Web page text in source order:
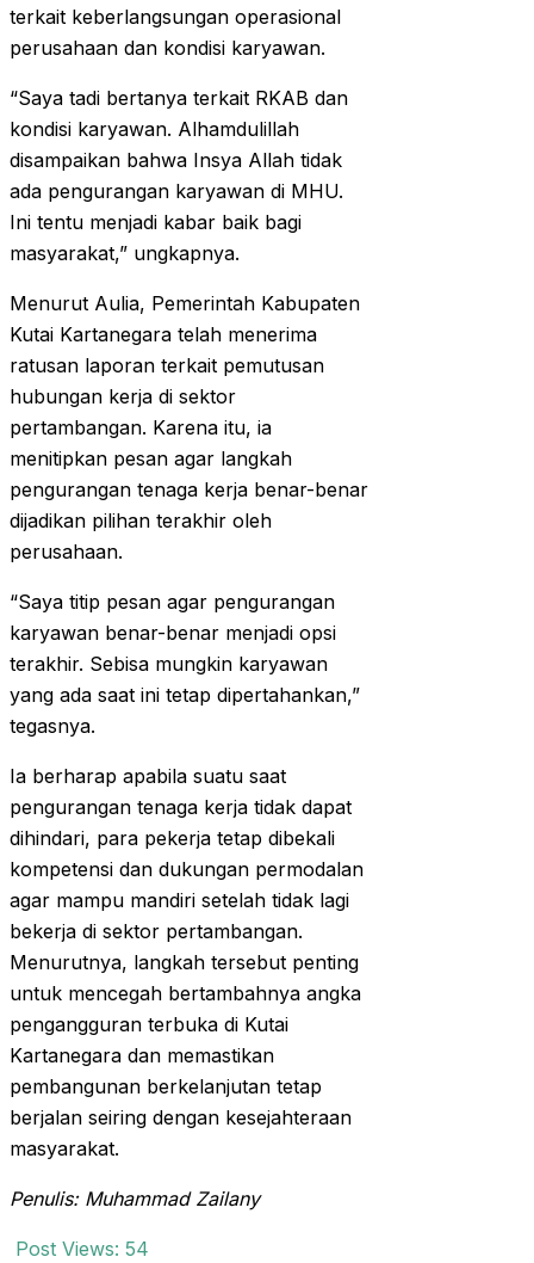
terkait keberlangsungan operasional
perusahaan dan kondisi karyawan.
“Saya tadi bertanya terkait RKAB dan
kondisi karyawan. Alhamdulillah
disampaikan bahwa Insya Allah tidak
ada pengurangan karyawan di MHU.
Ini tentu menjadi kabar baik bagi
masyarakat,” ungkapnya.
Menurut Aulia, Pemerintah Kabupaten
Kutai Kartanegara telah menerima
ratusan laporan terkait pemutusan
hubungan kerja di sektor
pertambangan. Karena itu, ia
menitipkan pesan agar langkah
pengurangan tenaga kerja benar-benar
dijadikan pilihan terakhir oleh
perusahaan.
“Saya titip pesan agar pengurangan
karyawan benar-benar menjadi opsi
terakhir. Sebisa mungkin karyawan
yang ada saat ini tetap dipertahankan,”
tegasnya.
Ia berharap apabila suatu saat
pengurangan tenaga kerja tidak dapat
dihindari, para pekerja tetap dibekali
kompetensi dan dukungan permodalan
agar mampu mandiri setelah tidak lagi
bekerja di sektor pertambangan.
Menurutnya, langkah tersebut penting
untuk mencegah bertambahnya angka
pengangguran terbuka di Kutai
Kartanegara dan memastikan
pembangunan berkelanjutan tetap
berjalan seiring dengan kesejahteraan
masyarakat.
Penulis: Muhammad Zailany
Post Views: 54